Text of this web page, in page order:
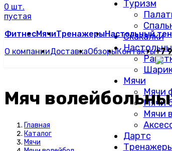
Туризм
Скакалки
Мячи
Мячи
Мячи
Мячи
Дартс
0 шт.
пустая
ФитнесМячиТренажерыНастольный
О компанииДоставкаОбзорыКонтакты+7
Мяч
Главная
Каталог
Мячи